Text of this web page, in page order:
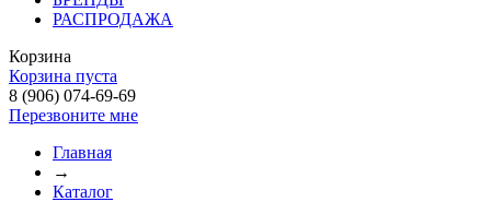
РАСПРОДАЖА
Корзина
Корзина пуста
8 (906) 074-69-69
Перезвоните мне
Главная
→
Каталог